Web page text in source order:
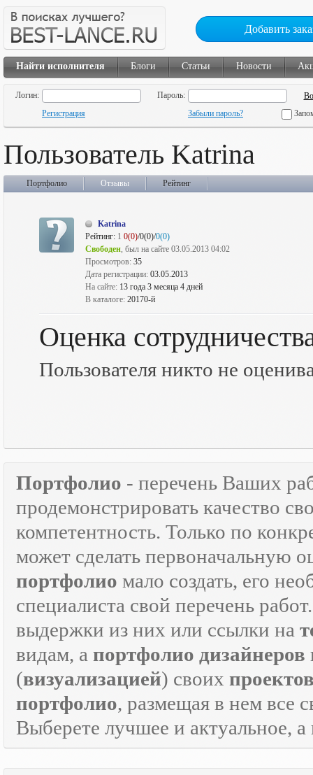
Добавить
Найти исполнителя Блоги Статьи Новости
Логин:
Пароль:
Регистрация
Забыли пароль?
Пользователь Katrina
Портфолио Отзывы Рейтинг
Katrina
Рейтинг: 1 0(0)/0(0)/0(0)
Свободен, был на сайте 03.05.2013 04:02
Просмотров: 35
Дата регистрации: 03.05.2013
На сайте: 13 года 3 месяца 4 дней
В каталоге: 20170-й
Оценка
Пользователя никто не
Портфолио - перечень Ваших
продемонстрировать качество
компетентность. Только по
может сделать первоначальную
портфолио мало создать, его
специалиста свой перечень
выдержки из них или ссылки на
видам, а портфолио дизайнеров
(визуализацией) своих
портфолио, размещая в нем все
Выберете лучшее и актуальное,